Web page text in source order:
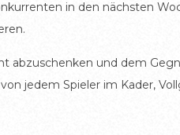
in den nächsten
abzuschenken und dem
jedem Spieler im Kader,